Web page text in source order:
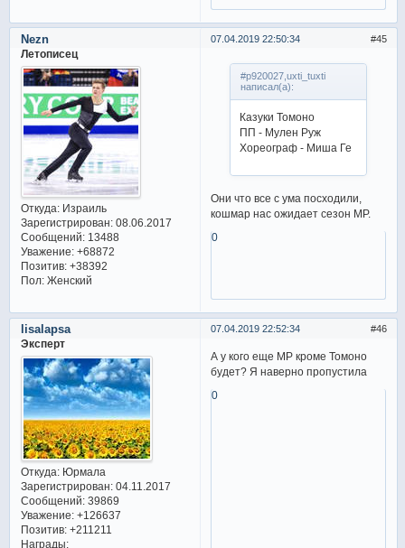
45
07.04.2019 22:50:34
Nezn
Летописец
Откуда:Израиль
Зарегистрирован: 08.06.2017
Сообщений:13488
Уважение: +68872
Позитив: +38392
Пол:Женский
#p920027,uxti_tuxti
написал(а):
Казуки Томоно
ПП - Мулен Руж
Хореограф - Миша Ге
Они что все с ума посходили,
кошмар нас ожидает сезон МР.
0
46
07.04.2019 22:52:34
lisalapsa
Эксперт
Откуда:Юрмала
Зарегистрирован: 04.11.2017
Сообщений:39869
Уважение: +126637
Позитив: +211211
Награды:
А у кого еще МР кроме Томоно
будет? Я наверно пропустила
0